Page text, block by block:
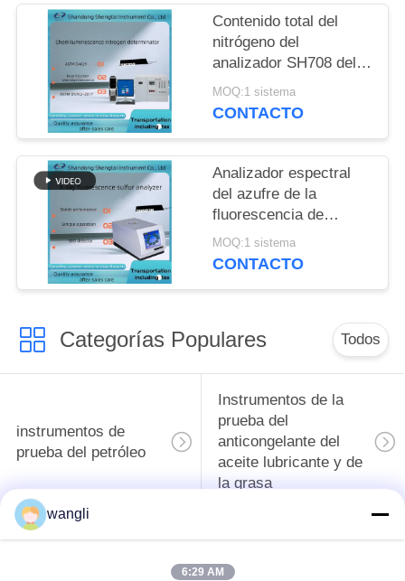
Contenido total del
nitrógeno del
analizador SH708 del
nitrógeno de la
quimioluminescencia
MOQ:1 sistema
CONTACTO
Analizador espectral
del azufre de la
fluorescencia de
SH407B según ASTM
D4294 y GB/T 11140-
MOQ:1 sistema
CONTACTO
Categorías Populares Todos
instrumentos de
prueba del petróleo
Instrumentos de la
prueba del
anticongelante del
aceite lubricante y de
la grasa
Equipo de prueba del
wangli
6:29 AM